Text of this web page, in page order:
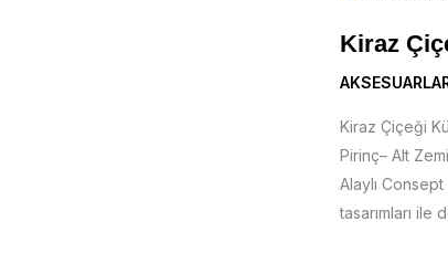
Kiraz
Kiraz Çiçeği
Pirinç– Alt
Alaylı
tasarımları ile
Küçük
Mermer